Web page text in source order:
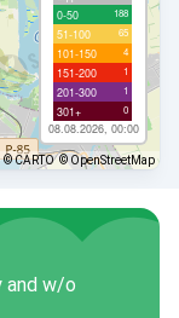
0-50 188
51-100 65
101-150 4
151-200 1
201-300 1
301+ 0
08.08.2026, 00:00
© CARTO © OpenStreetMap
and w/o